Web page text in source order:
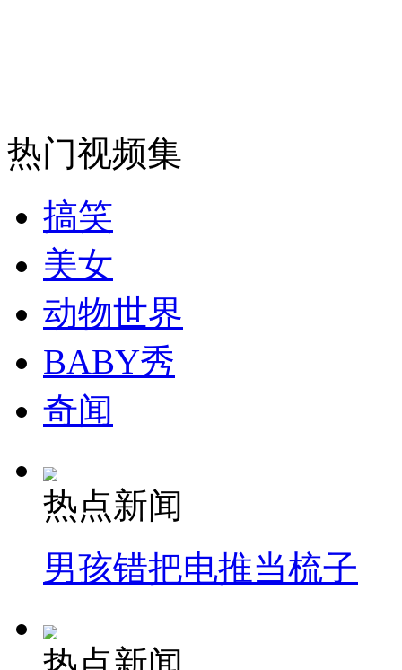
安徽一实载49人客车翻车
走！跟着总书记去植树
消防员救轻生者 花炮节热闹非凡
司机酒驾遇交警 急速倒车逃窜
热门视频集
搞笑
美女
动物世界
BABY秀
奇闻
热点新闻
男孩错把电推当梳子